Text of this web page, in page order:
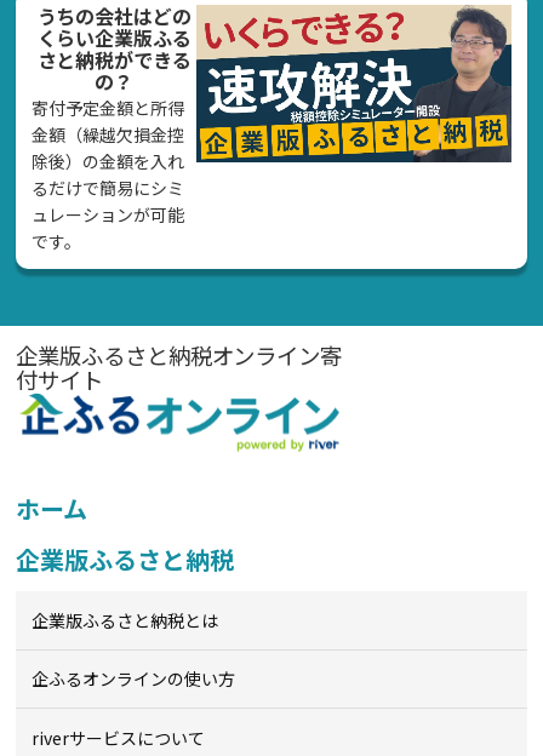
うちの会社はどの
くらい企業版ふる
さと納税ができる
の？
寄付予定金額と所得
金額（繰越欠損金控
除後）の金額を入れ
るだけで簡易にシミ
ュレーションが可能
です。
企業版ふるさと納税オンライン寄
付サイト
ホーム
企業版ふるさと納税
企業版ふるさと納税とは
企ふるオンラインの使い方
riverサービスについて